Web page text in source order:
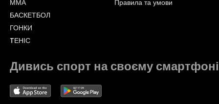
ММА
БАСКЕТБОЛ
ГОНКИ
TЕНІС
Правила та умови
Дивись спорт на своєму смартфоні